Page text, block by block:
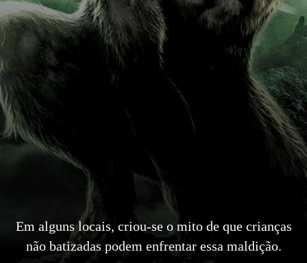
Em alguns locais, criou-se o mito de que crianças
não batizadas podem enfrentar essa maldição.